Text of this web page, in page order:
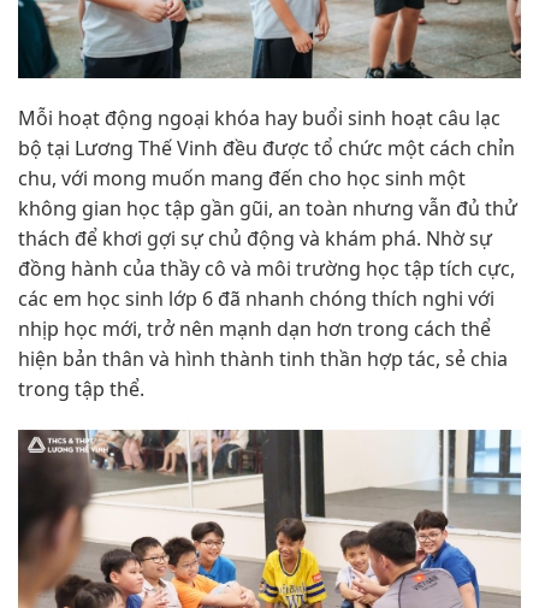
Mỗi hoạt động ngoại khóa hay buổi sinh hoạt câu lạc
bộ tại Lương Thế Vinh đều được tổ chức một cách chỉn
chu, với mong muốn mang đến cho học sinh một
không gian học tập gần gũi, an toàn nhưng vẫn đủ thử
thách để khơi gợi sự chủ động và khám phá. Nhờ sự
đồng hành của thầy cô và môi trường học tập tích cực,
các em học sinh lớp 6 đã nhanh chóng thích nghi với
nhịp học mới, trở nên mạnh dạn hơn trong cách thể
hiện bản thân và hình thành tinh thần hợp tác, sẻ chia
trong tập thể.